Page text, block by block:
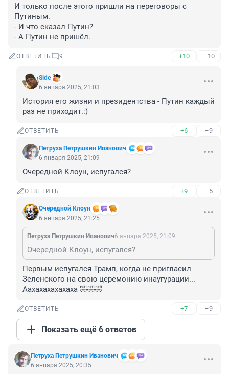
И только после этого пришли на переговоры с
Путиным.
- И что сказал Путин?
- А Путин не пришёл.
ОТВЕТИТЬ 9 +10 –10
Side
6 января 2025, 21:03
История его жизни и президентства - Путин каждый
раз не приходит.:)
ОТВЕТИТЬ +6 –9
Петруха Петрушкин Иванович
6 января 2025, 21:09
Очередной Клоун, испугался?
ОТВЕТИТЬ +9 –5
Очередной Клоун
6 января 2025, 21:25
Петруха Петрушкин Иванович6 января 2025, 21:09
Очередной Клоун, испугался?
Первым испугался Трамп, когда не пригласил
Зеленского на свою церемонию инаугурации...
Аахахахахахаха 🤣🤣🤣
ОТВЕТИТЬ +7 –9
Показать ещё 6 ответов
Петруха Петрушкин Иванович
6 января 2025, 20:35